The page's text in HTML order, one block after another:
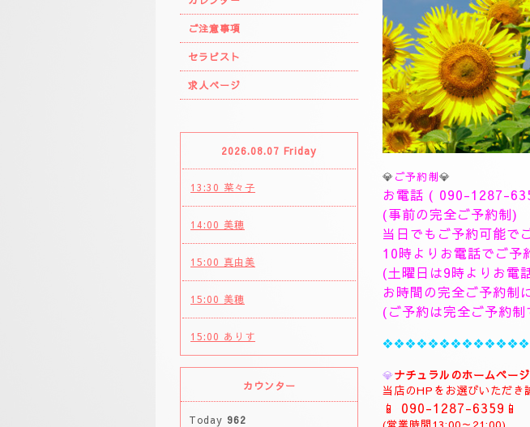
ご注意事項
セラピスト
求人ページ
2026.08.07 Friday
13:30 菜々子
14:00 美穂
15:00 真由美
15:00 美穂
15:00 ありす
カウンター
Today 962